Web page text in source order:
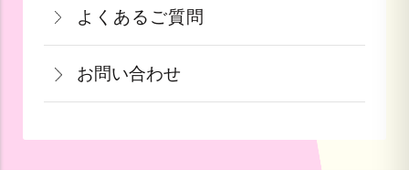
となっております。
果物など収穫時期までお時間を頂く商品
も御座いますこと、ご了承くださいま
せ。
詳しくはこちら
け日の指定ができかねます。予めご了承
ください。
用できます。ご注文画面の「お支払い方
法選択」画面にて、ポイント利用を入力
することができます。店舗では利用でき
ません。
詳しくはこちら
よくあるご質問
お問い合わせ